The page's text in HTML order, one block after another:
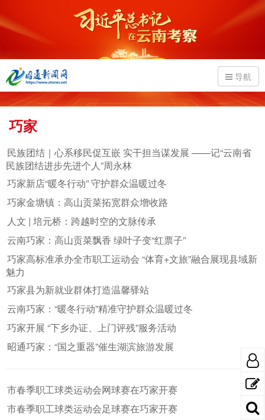
导航
巧家
民族团结｜心系移民促互嵌 实干担当谋发展 ——记“云南省
民族团结进步先进个人”周永林
巧家新店“暖冬行动” 守护群众温暖过冬
巧家金塘镇：高山贡菜拓宽群众增收路
人文 | 培元桥：跨越时空的文脉传承
云南巧家：高山贡菜飘香 绿叶子变“红票子”
巧家高标准承办全市职工运动会 “体育+文旅”融合展现县域新
魅力
巧家县为新就业群体打造温馨驿站
云南巧家：“暖冬行动”精准守护群众温暖过冬
巧家开展 “下乡办证、上门评残”服务活动
昭通巧家：“国之重器”催生湖滨旅游发展
市春季职工球类运动会网球赛在巧家开赛
市春季职工球类运动会足球赛在巧家开赛